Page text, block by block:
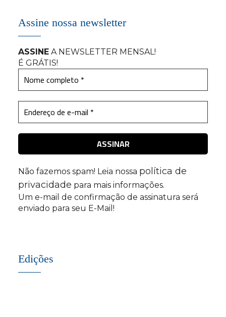
Assine nossa newsletter
ASSINE A NEWSLETTER MENSAL!
É GRÁTIS!
Não fazemos spam! Leia nossa política de
privacidade para mais informações.
Um e-mail de confirmação de assinatura será
enviado para seu E-Mail!
Edições